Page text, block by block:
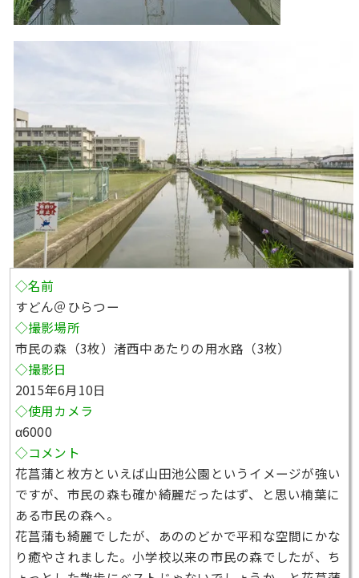
◇名前
すどん＠ひらつー
◇撮影場所
市民の森（3枚）渚西中あたりの用水路（3枚）
◇撮影日
2015年6月10日
◇使用カメラ
α6000
◇コメント
花菖蒲と枚方といえば山田池公園というイメージが強い
ですが、市民の森も確か綺麗だったはず、と思い楠葉に
ある市民の森へ。
花菖蒲も綺麗でしたが、あののどかで平和な空間にかな
り癒やされました。小学校以来の市民の森でしたが、ち